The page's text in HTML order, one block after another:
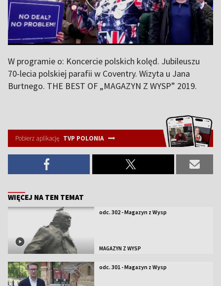
W programie o: Koncercie polskich kolęd. Jubileuszu
70-lecia polskiej parafii w Coventry. Wizyta u Jana
Burtnego. THE BEST OF „MAGAZYN Z WYSP” 2019.
Pobierz aplikację TVP POLONIA
WIĘCEJ NA TEN TEMAT
odc. 302 - Magazyn z Wysp
MAGAZYN Z WYSP
odc. 301 - Magazyn z Wysp